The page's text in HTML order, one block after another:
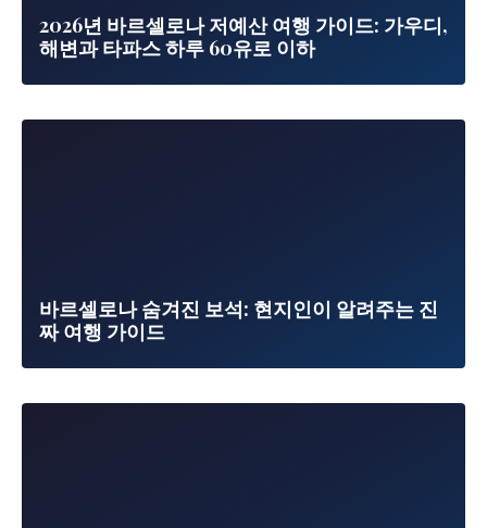
2026년 바르셀로나 저예산 여행 가이드: 가우디,
해변과 타파스 하루 60유로 이하
바르셀로나 숨겨진 보석: 현지인이 알려주는 진
짜 여행 가이드